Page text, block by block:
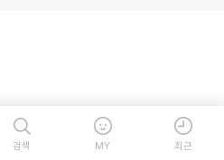
검색 MY 최근